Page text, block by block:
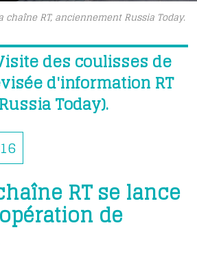
RT, anciennement Russia Today.
des coulisses de
d'information RT
Today).
RT se lance
de